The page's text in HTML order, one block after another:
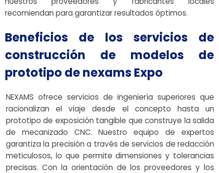
recomiendan para garantizar resultados óptimos.
Beneficios de los servicios de
construcción de modelos de
prototipo de nexams Expo
NEXAMS ofrece servicios de ingeniería superiores que
racionalizan el viaje desde el concepto hasta un
prototipo de exposición tangible que construye la salida
de mecanizado CNC. Nuestro equipo de expertos
garantiza la precisión a través de servicios de redacción
meticulosos, lo que permite dimensiones y tolerancias
precisas. Con la orientación de los proveedores y los